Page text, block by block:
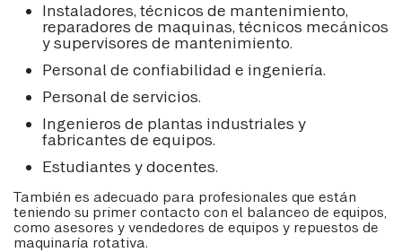
Instaladores, técnicos de mantenimiento,
reparadores de maquinas, técnicos mecánicos
y supervisores de mantenimiento.
Personal de confiabilidad e ingeniería.
Personal de servicios.
Ingenieros de plantas industriales y
fabricantes de equipos.
Estudiantes y docentes.
También es adecuado para profesionales que están
teniendo su primer contacto con el balanceo de equipos,
como asesores y vendedores de equipos y repuestos de
maquinaría rotativa.